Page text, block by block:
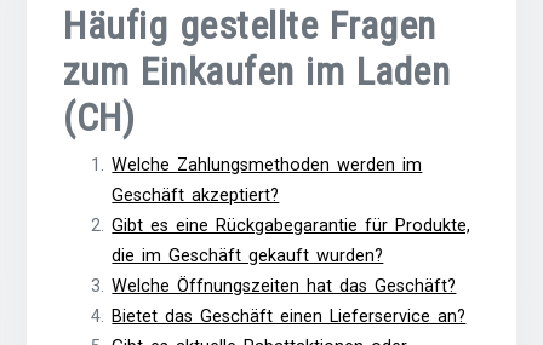
Häufig gestellte Fragen
zum Einkaufen im Laden
(CH)
Welche Zahlungsmethoden werden im
Geschäft akzeptiert?
Gibt es eine Rückgabegarantie für Produkte,
die im Geschäft gekauft wurden?
Welche Öffnungszeiten hat das Geschäft?
Bietet das Geschäft einen Lieferservice an?